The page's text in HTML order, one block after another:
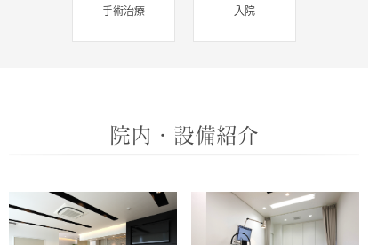
手術治療 入院
院内・設備紹介